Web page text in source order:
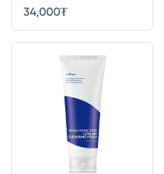
220ml
34,000₮